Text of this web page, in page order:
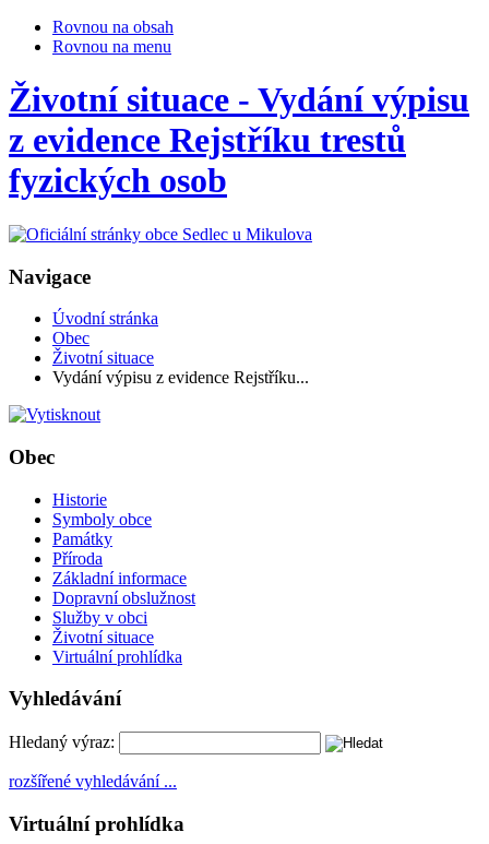
Rovnou na obsah
Rovnou na menu
Životní situace - Vydání výpisu
z evidence Rejstříku trestů
fyzických osob
Navigace
Úvodní stránka
Obec
Životní situace
Vydání výpisu z evidence Rejstříku...
Obec
Historie
Symboly obce
Památky
Příroda
Základní informace
Dopravní obslužnost
Služby v obci
Životní situace
Virtuální prohlídka
Vyhledávání
Hledaný výraz:
rozšířené vyhledávání ...
Virtuální prohlídka